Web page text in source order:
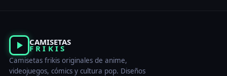
CAMISETAS
FRIKIS
Camisetas frikis originales de anime,
videojuegos, cómics y cultura pop. Diseños